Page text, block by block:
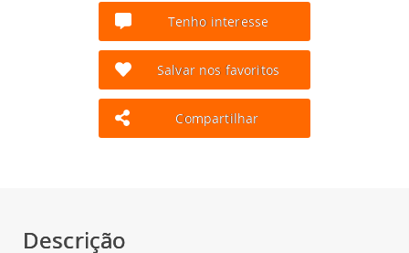
Tenho interesse
Salvar nos favoritos
Compartilhar
Descrição